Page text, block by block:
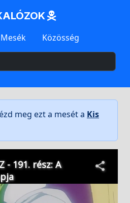
Mesék Közösség
meg ezt a mesét a Kis